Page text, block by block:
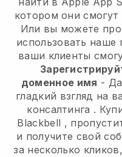
котором они
Или вы можете
использовать наше
ваши клиенты
доменное имя -
гладкий взгляд на
консалтинга .
Blackbell ,
и получите свой
за несколько